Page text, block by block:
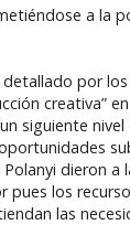
a la
por
creativa”
siguiente
dieron
pues los
las